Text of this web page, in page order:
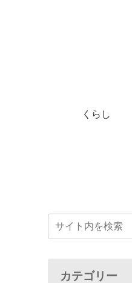
くらし
カテゴリー